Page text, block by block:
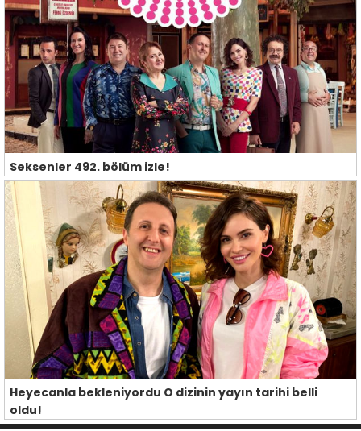
Seksenler 492. bölüm izle!
Heyecanla bekleniyordu O dizinin yayın tarihi belli
oldu!